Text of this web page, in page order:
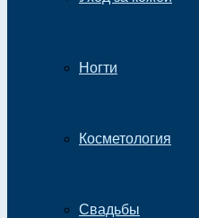
Ногти
Косметология
Свадьбы